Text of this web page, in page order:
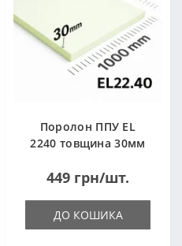
Поролон ППУ EL
2240 товщина 30мм
(1000x2000мм)
449 грн/шт.
ДО КОШИКА